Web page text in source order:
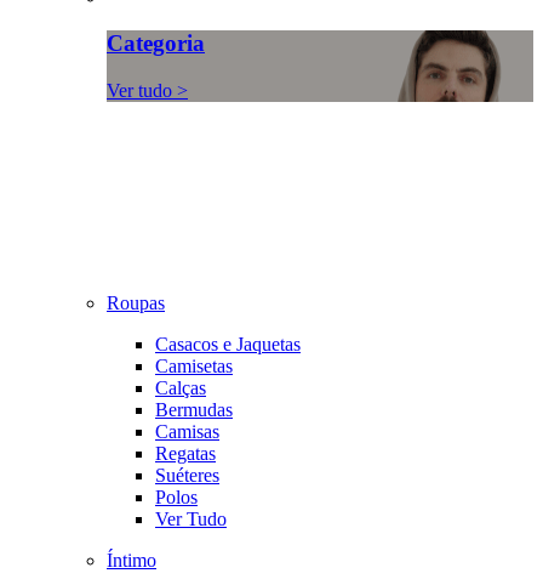
Categoria
Ver tudo >
Roupas
Casacos e Jaquetas
Camisetas
Calças
Bermudas
Camisas
Regatas
Suéteres
Polos
Ver Tudo
Íntimo